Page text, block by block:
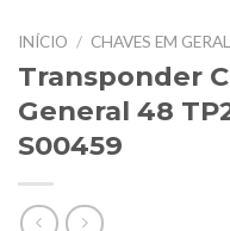
INÍCIO / CHAVES EM GERAL
Transponder
General 48
S00459